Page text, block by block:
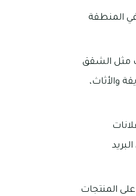
المنطقة
مثل الشقق
والأثاث،
المنتجات